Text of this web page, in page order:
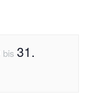
bis 31.